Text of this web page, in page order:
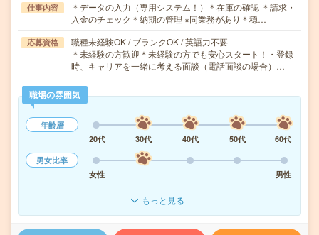
仕事内容
＊データの入力（専用システム！）＊在庫の確認 ＊請求・
入金のチェック＊納期の管理 ※同業務があり＊穏…
応募資格
職種未経験OK / ブランクOK / 英語力不要
＊未経験の方歓迎＊未経験の方でも安心スタート！・登録
時、キャリアを一緒に考える面談（電話面談の場合）…
職場の雰囲気
年齢層
20代
30代 40代 50代
60代
男女比率
女性
男性
もっと見る